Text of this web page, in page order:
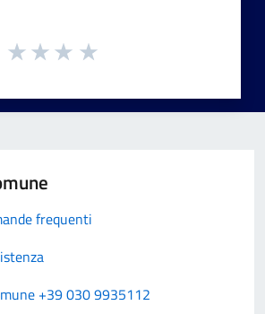
frequenti
+39 030 9935112